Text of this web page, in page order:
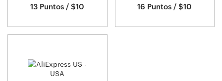
13 Puntos / $10 16 Puntos / $10